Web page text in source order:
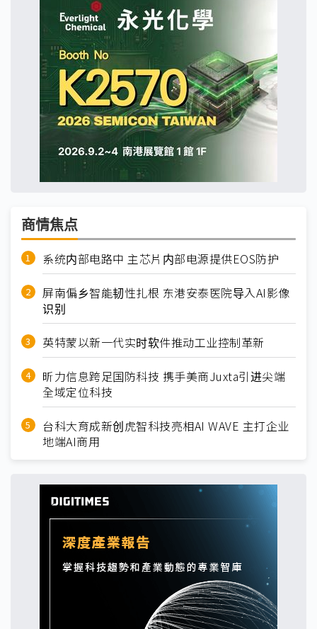
商情焦点
系统内部电路中 主芯片内部电源提供EOS防护
屏南偏乡智能韧性扎根 东港安泰医院导入AI影像
识别
英特蒙以新一代实时软件推动工业控制革新
昕力信息跨足国防科技 携手美商Juxta引进尖端
全域定位科技
台科大育成新创虎智科技亮相AI WAVE 主打企业
地端AI商用